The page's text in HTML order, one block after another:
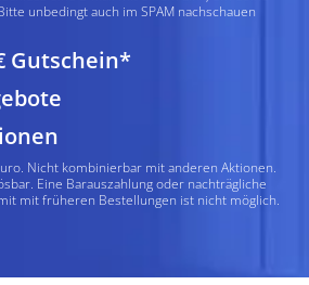
unbedingt auch im SPAM nachschauen
Gutschein*
Nicht kombinierbar mit anderen Aktionen.
Eine Barauszahlung oder nachträgliche
mit früheren Bestellungen ist nicht möglich.